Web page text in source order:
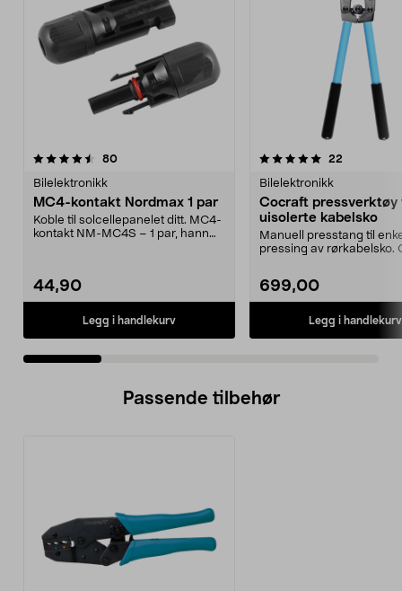
80anmeldelser
Bilelektronikk
MC4-kontakt Nordmax 1 par
Koble til solcellepanelet ditt. MC4-
kontakt NM-MC4S – 1 par, hann
44,90
Legg i handlekurv
5.0 av 5 stjerner 22
Bilelektronikk
Cocraft pressverktøy
uisolerte kabelsko
Manuell presstang til
pressing av rørkabelsko.
699,00
Legg i handlekurv
4.0 av 5 stjerner
Passende tilbehør